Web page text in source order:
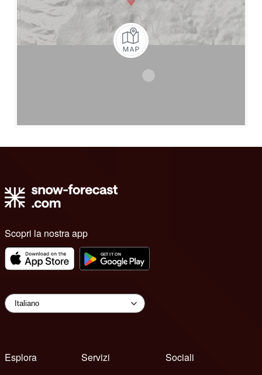
Scopri la nostra app
Esplora
Servizi
Sociali